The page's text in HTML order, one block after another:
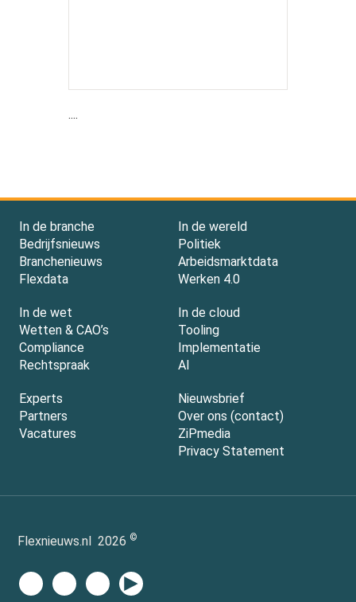
....
In de branche
Bedrijfsnieuws
Branchenieuws
Flexdata
In de wereld
Politiek
Arbeidsmarktdata
Werken 4.0
In de wet
Wetten & CAO’s
Compliance
Rechtspraak
In de cloud
Tooling
Implementatie
AI
Experts
Partners
Vacatures
Nieuwsbrief
Over ons (contact)
ZiPmedia
Privacy Statement
Flexnieuws.nl 2026 ©